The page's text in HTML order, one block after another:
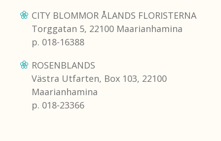
CITY BLOMMOR ÅLANDS FLORISTERNA
Torggatan 5, 22100 Maarianhamina
p. 018-16388
ROSENBLANDS
Västra Utfarten, Box 103, 22100
Maarianhamina
p. 018-23366